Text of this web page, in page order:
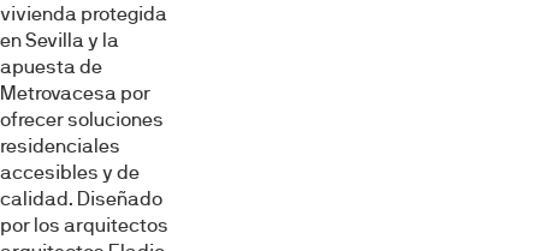
vivienda protegida
en Sevilla y la
apuesta de
Metrovacesa por
ofrecer soluciones
residenciales
accesibles y de
calidad. Diseñado
por los arquitectos